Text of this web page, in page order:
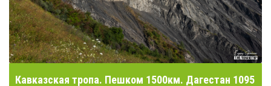
Кавказская тропа. Пешком 1500км. Дагестан 1095